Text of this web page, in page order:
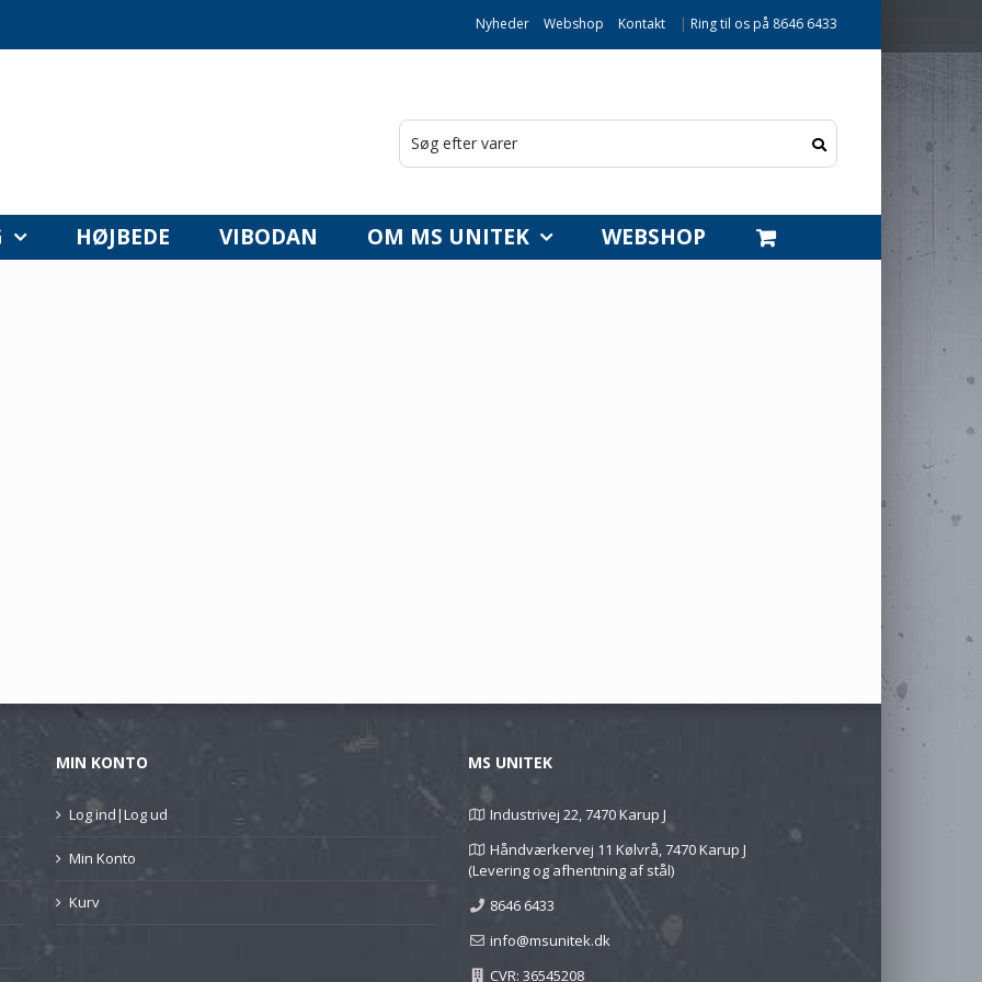
Nyheder Webshop Kontakt | Ring til os på 8646 6433
HØJBEDE VIBODAN OM MS UNITEK WEBSHOP
MIN KONTO
Log ind|Log ud
Min Konto
Kurv
MS UNITEK
Industrivej 22, 7470 Karup J
Håndværkervej 11 Kølvrå, 7470 Karup J
(Levering og afhentning af stål)
8646 6433
info@msunitek.dk
CVR: 36545208